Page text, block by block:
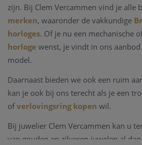
zijn. Bij Clem Vercammen vind je alle
merken, waaronder de vakkundige
horloges. Of je nu een mechanische
horloge wenst, je vindt in ons
model.
Daarnaast bieden we ook een ruim
kan je ook bij ons terecht als je een
ofverlovingsring kopen wil.
Bij juwelier Clem Vercammen kan u
van gouden en zilveren juwelen al